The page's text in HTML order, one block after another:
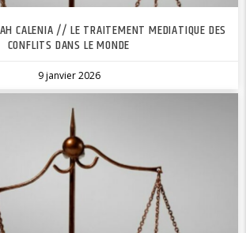
CALENIA // LE TRAITEMENT MEDIATIQUE DES
CONFLITS DANS LE MONDE
9 janvier 2026